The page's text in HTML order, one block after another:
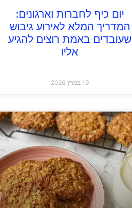
יום כיף לחברות וארגונים:
המדריך המלא לאירוע גיבוש
שעובדים באמת רוצים להגיע
אליו
19 במרץ 2026